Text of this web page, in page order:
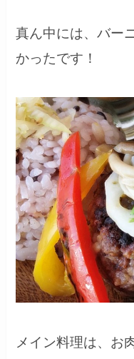
真ん中には、バー
かったです！
メイン料理は、お